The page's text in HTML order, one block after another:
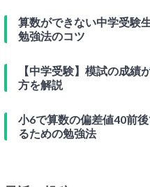
算数ができない中学受験
勉強法のコツ
【中学受験】模試の成績
方を解説
小6で算数の偏差値40前
るための勉強法